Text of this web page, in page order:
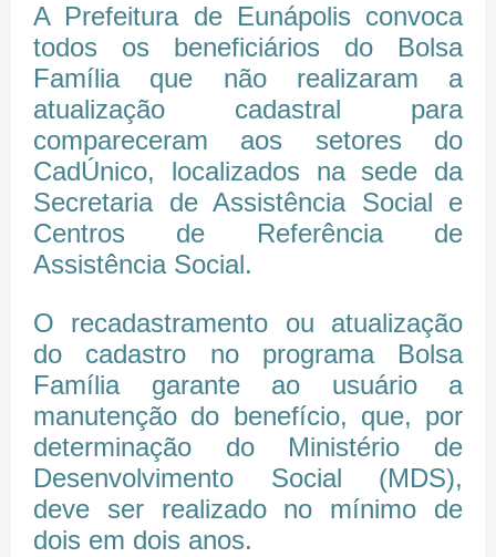
A Prefeitura de Eunápolis convoca
todos os beneficiários do Bolsa
Família que não realizaram a
atualização cadastral para
compareceram aos setores do
CadÚnico, localizados na sede da
Secretaria de Assistência Social e
Centros de Referência de
Assistência Social.
O recadastramento ou atualização
do cadastro no programa Bolsa
Família garante ao usuário a
manutenção do benefício, que, por
determinação do Ministério de
Desenvolvimento Social (MDS),
deve ser realizado no mínimo de
dois em dois anos.